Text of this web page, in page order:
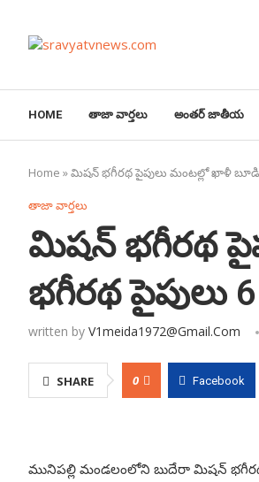
HOME తాజా వార్తలు అంతర్ జాతీయ
Home »మిషన్ భగీరథ పైపులు మంటల్లో ఖాళీ
తాజా వార్తలు
మిషన్ భగీరథ
భగీరథ పైపులు
written by V1meida1972@gmail.com
SHARE 0 Facebook
మునిపల్లి మండలంలోని బుదేరా మిషన్ భగీరథ